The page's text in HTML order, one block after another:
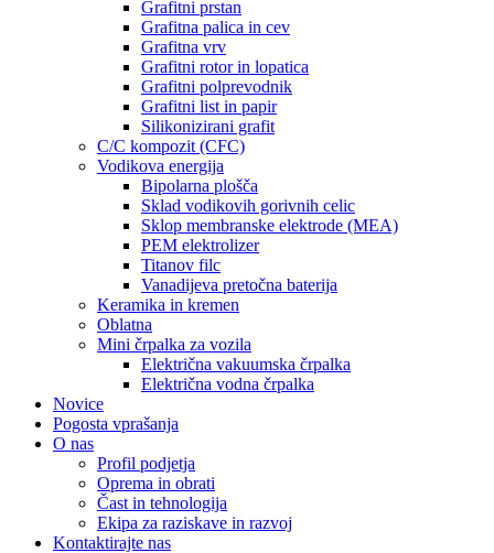
Grafitni prstan
Grafitna palica in cev
Grafitna vrv
Grafitni rotor in lopatica
Grafitni polprevodnik
Grafitni list in papir
Silikonizirani grafit
C/C kompozit (CFC)
Vodikova energija
Bipolarna plošča
Sklad vodikovih gorivnih celic
Sklop membranske elektrode (MEA)
PEM elektrolizer
Titanov filc
Vanadijeva pretočna baterija
Keramika in kremen
Oblatna
Mini črpalka za vozila
Električna vakuumska črpalka
Električna vodna črpalka
Novice
Pogosta vprašanja
O nas
Profil podjetja
Oprema in obrati
Čast in tehnologija
Ekipa za raziskave in razvoj
Kontaktirajte nas